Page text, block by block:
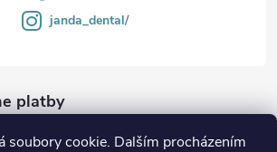
soubory cookie. Dalším procházením
janda_dental/
platby